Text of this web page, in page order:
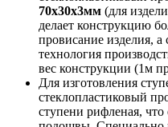
70х30х3мм (для
делает конструкцию
провисание изделия, а
технология
вес конструкции (1м
Для изготовления
стеклопластиковый
ступени рифленая,